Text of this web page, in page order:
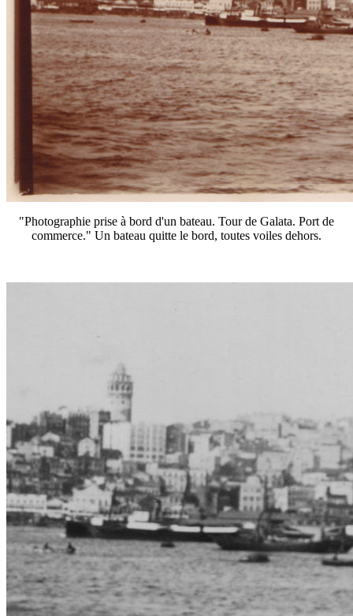
"Photographie prise à bord d'un bateau. Tour de Galata. Port de
commerce." Un bateau quitte le bord, toutes voiles dehors.